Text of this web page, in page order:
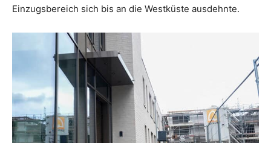
Einzugsbereich sich bis an die Westküste ausdehnte.